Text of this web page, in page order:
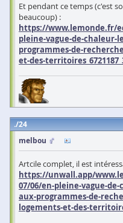
Et pendant ce temps (c'est
beaucoup) :
https://www.lemonde.fr/
pleine-vague-de-
programmes-de-
et-des-
24
melbou
Artcile complet, il est
https://unwall.app/
07/06/en-pleine-vague-
aux-programmes-de-
logements-et-des-